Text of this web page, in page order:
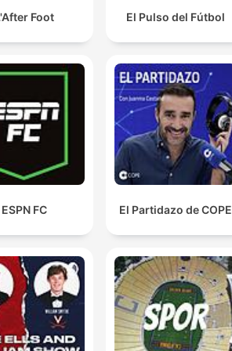
Foot El Pulso del Fútbol
ESPN FC El Partidazo de COPE